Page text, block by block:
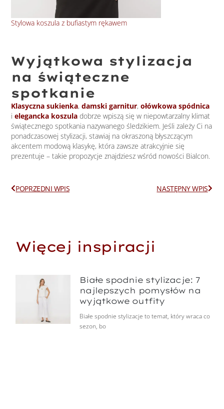
Stylowa koszula z bufiastym rękawem
Wyjątkowa stylizacja
na świąteczne
spotkanie
Klasyczna sukienka,damski garnitur,ołówkowa spódnica
i elegancka koszula dobrze wpiszą się w niepowtarzalny klimat
świątecznego spotkania nazywanego śledzikiem. Jeśli zależy Ci na
ponadczasowej stylizacji, stawiaj na okraszoną błyszczącym
akcentem modową klasykę, która zawsze atrakcyjnie się
prezentuje – takie propozycje znajdziesz wśród nowości Bialcon.
Prev
POPRZEDNI WPIS NASTĘPNY WPISNext
Więcej inspiracji
Białe spodnie stylizacje: 7
najlepszych pomysłów na
wyjątkowe outfity
Białe spodnie stylizacje to temat, który wraca co
sezon, bo